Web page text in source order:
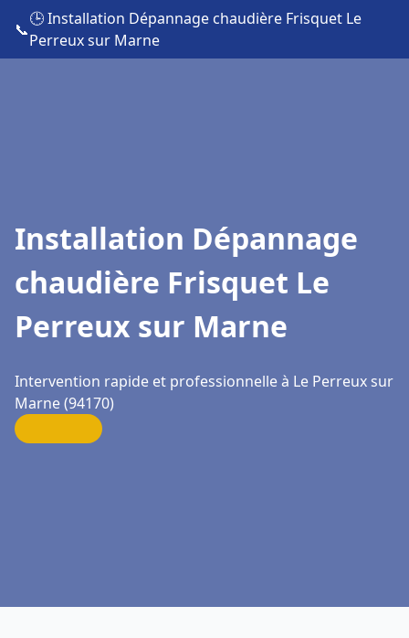
📞
🕒 Installation Dépannage chaudière Frisquet Le
Perreux sur Marne
Installation Dépannage
chaudière Frisquet Le
Perreux sur Marne
Intervention rapide et professionnelle à Le Perreux sur
Marne (94170)